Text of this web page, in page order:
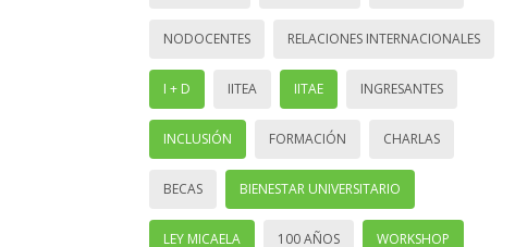
NODOCENTES RELACIONES INTERNACIONALES
I + D IITEA IITAE INGRESANTES
INCLUSIÓN FORMACIÓN CHARLAS
BECAS BIENESTAR UNIVERSITARIO
LEY MICAELA 100 AÑOS WORKSHOP